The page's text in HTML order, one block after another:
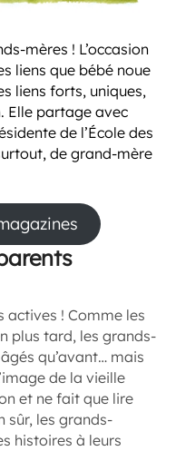
mères ! L’occasion
liens que bébé noue
liens forts, uniques,
Elle partage avec
de l’École des
de grand-mère
actives ! Comme les
plus tard, les grands-
qu’avant… mais
de la vieille
et ne fait que lire
sûr, les grands-
histoires à leurs